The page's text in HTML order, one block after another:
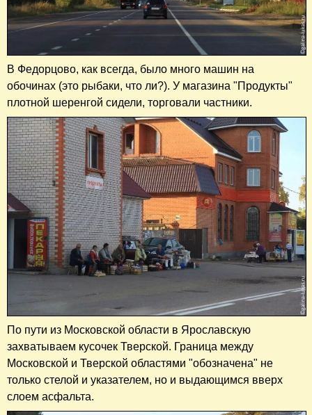
В Федорцово, как всегда, было много машин на
обочинах (это рыбаки, что ли?). У магазина "Продукты"
плотной шеренгой сидели, торговали частники.
По пути из Московской области в Ярославскую
захватываем кусочек Тверской. Граница между
Московской и Тверской областями "обозначена" не
только стелой и указателем, но и выдающимся вверх
слоем асфальта.